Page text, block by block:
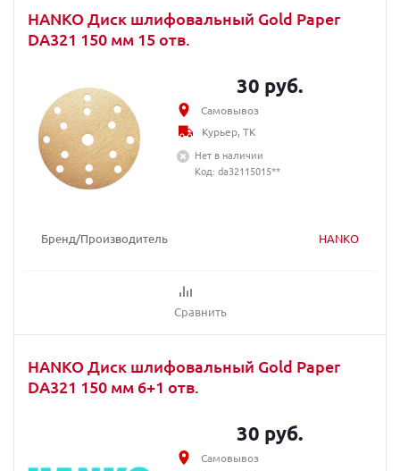
HANKO Диск шлифовальный Gold Paper
DA321 150 мм 15 отв.
Бренд/Производитель HANKO
Сравнить
30 руб.
Самовывоз
Курьер, ТК
Нет в наличии
Код: da32115015**
HANKO Диск шлифовальный Gold Paper
DA321 150 мм 6+1 отв.
30 руб.
Самовывоз